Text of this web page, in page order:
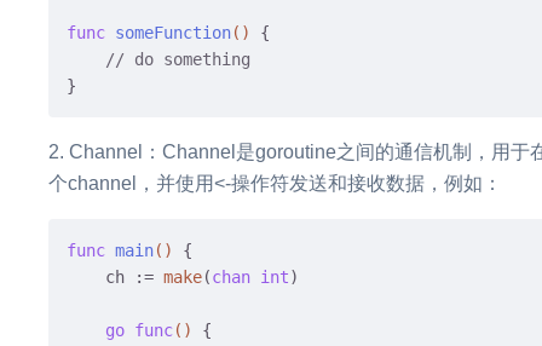
func someFunction()
{
// do something
Channel：Channel是goroutine之间的通信机制，用
个channel，并使用<-操作符发送和接收数据，例如：
func main()
{
    ch :=
make(chan int)
go func()
{